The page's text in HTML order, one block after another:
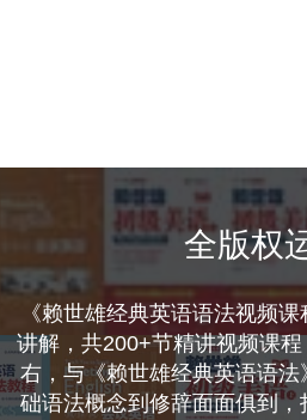
全版权
《赖世雄经典英语语法视频
讲解，共200+节精讲视频课
右，与《赖世雄经典英语语
础语法概念到修辞面面俱到